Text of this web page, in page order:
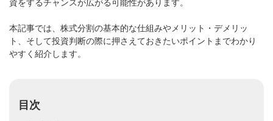
資をするチャンスが広がる可能性があります。
本記事では、株式分割の基本的な仕組みやメリット・デメリッ
ト、そして投資判断の際に押さえておきたいポイントまでわかり
やすく紹介します。
目次